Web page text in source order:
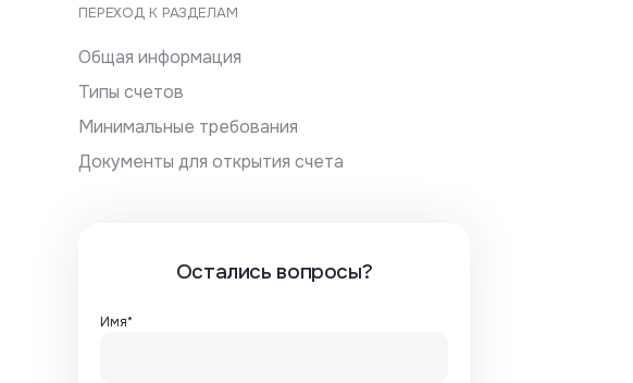
ПЕРЕХОД К РАЗДЕЛАМ
Общая информация
Типы счетов
Минимальные требования
Документы для открытия счета
Остались вопросы?
Имя*